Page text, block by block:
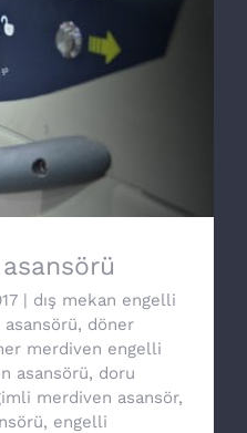
asansörü
| dış mekan engelli
, döner
merdiven engelli
asansörü, doru
merdiven asansör,
, engelli